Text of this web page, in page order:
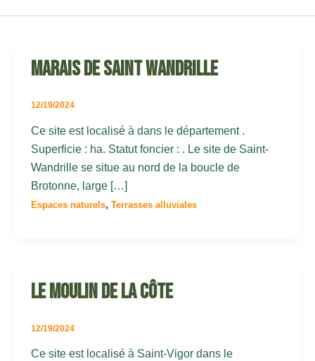
Marais de Saint Wandrille
12/19/2024
Ce site est localisé à dans le département .
Superficie : ha. Statut foncier : . Le site de Saint-
Wandrille se situe au nord de la boucle de
Brotonne, large […]
Espaces naturels, Terrasses alluviales
Le Moulin de la Côte
12/19/2024
Ce site est localisé à Saint-Vigor dans le